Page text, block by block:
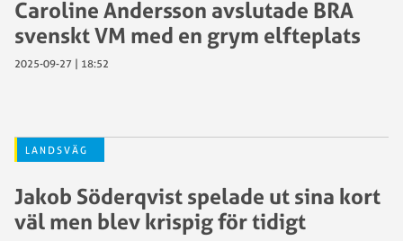
Caroline Andersson avslutade BRA
svenskt VM med en grym elfteplats
2025-09-27 | 18:52
LANDSVÄG
Jakob Söderqvist spelade ut sina kort
väl men blev krispig för tidigt